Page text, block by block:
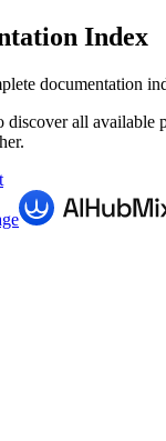
Index
documentation
discover all available